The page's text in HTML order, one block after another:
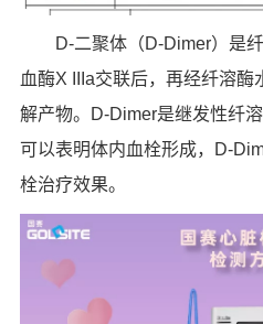
D-二聚体（D-Dimer）是
血酶X IIIa交联后，再经纤溶
解产物。D-Dimer是继发性纤
可以表明体内血栓形成，D-
栓治疗效果。